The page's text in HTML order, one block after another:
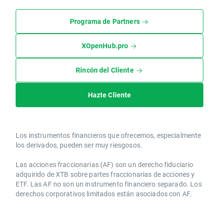
Programa de Partners
XOpenHub.pro
Rincón del Cliente
Hazte Cliente
Los instrumentos financieros que ofrecemos, especialmente
los derivados, pueden ser muy riesgosos.
Las acciones fraccionarias (AF) son un derecho fiduciario
adquirido de XTB sobre partes fraccionarias de acciones y
ETF. Las AF no son un instrumento financiero separado. Los
derechos corporativos limitados están asociados con AF.